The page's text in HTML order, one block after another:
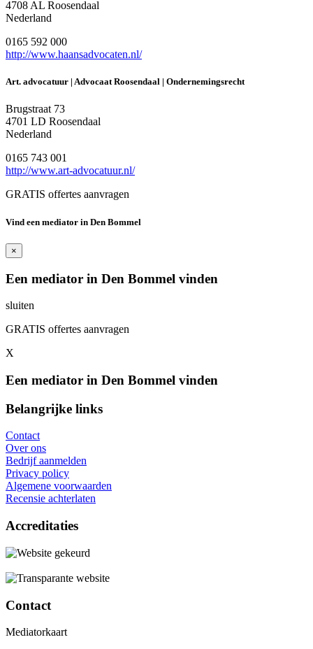
4708 AL Roosendaal
Nederland
0165 592 000
http://www.haansadvocaten.nl/
Art. advocatuur | Advocaat Roosendaal | Ondernemingsrecht
Brugstraat 73
4701 LD Roosendaal
Nederland
0165 743 001
http://www.art-advocatuur.nl/
GRATIS offertes aanvragen
Vind een mediator in Den Bommel
×
Een mediator in Den Bommel vinden
sluiten
GRATIS offertes aanvragen
X
Een mediator in Den Bommel vinden
Belangrijke links
Contact
Over ons
Bedrijf aanmelden
Privacy policy
Algemene voorwaarden
Recensie achterlaten
Accreditaties
Contact
Mediatorkaart